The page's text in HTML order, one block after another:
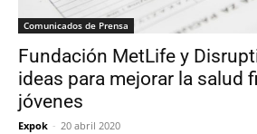
Comunicados de Prensa
Fundación MetLife y
ideas para mejorar la salud
jóvenes
Expok - 20 abril 2020